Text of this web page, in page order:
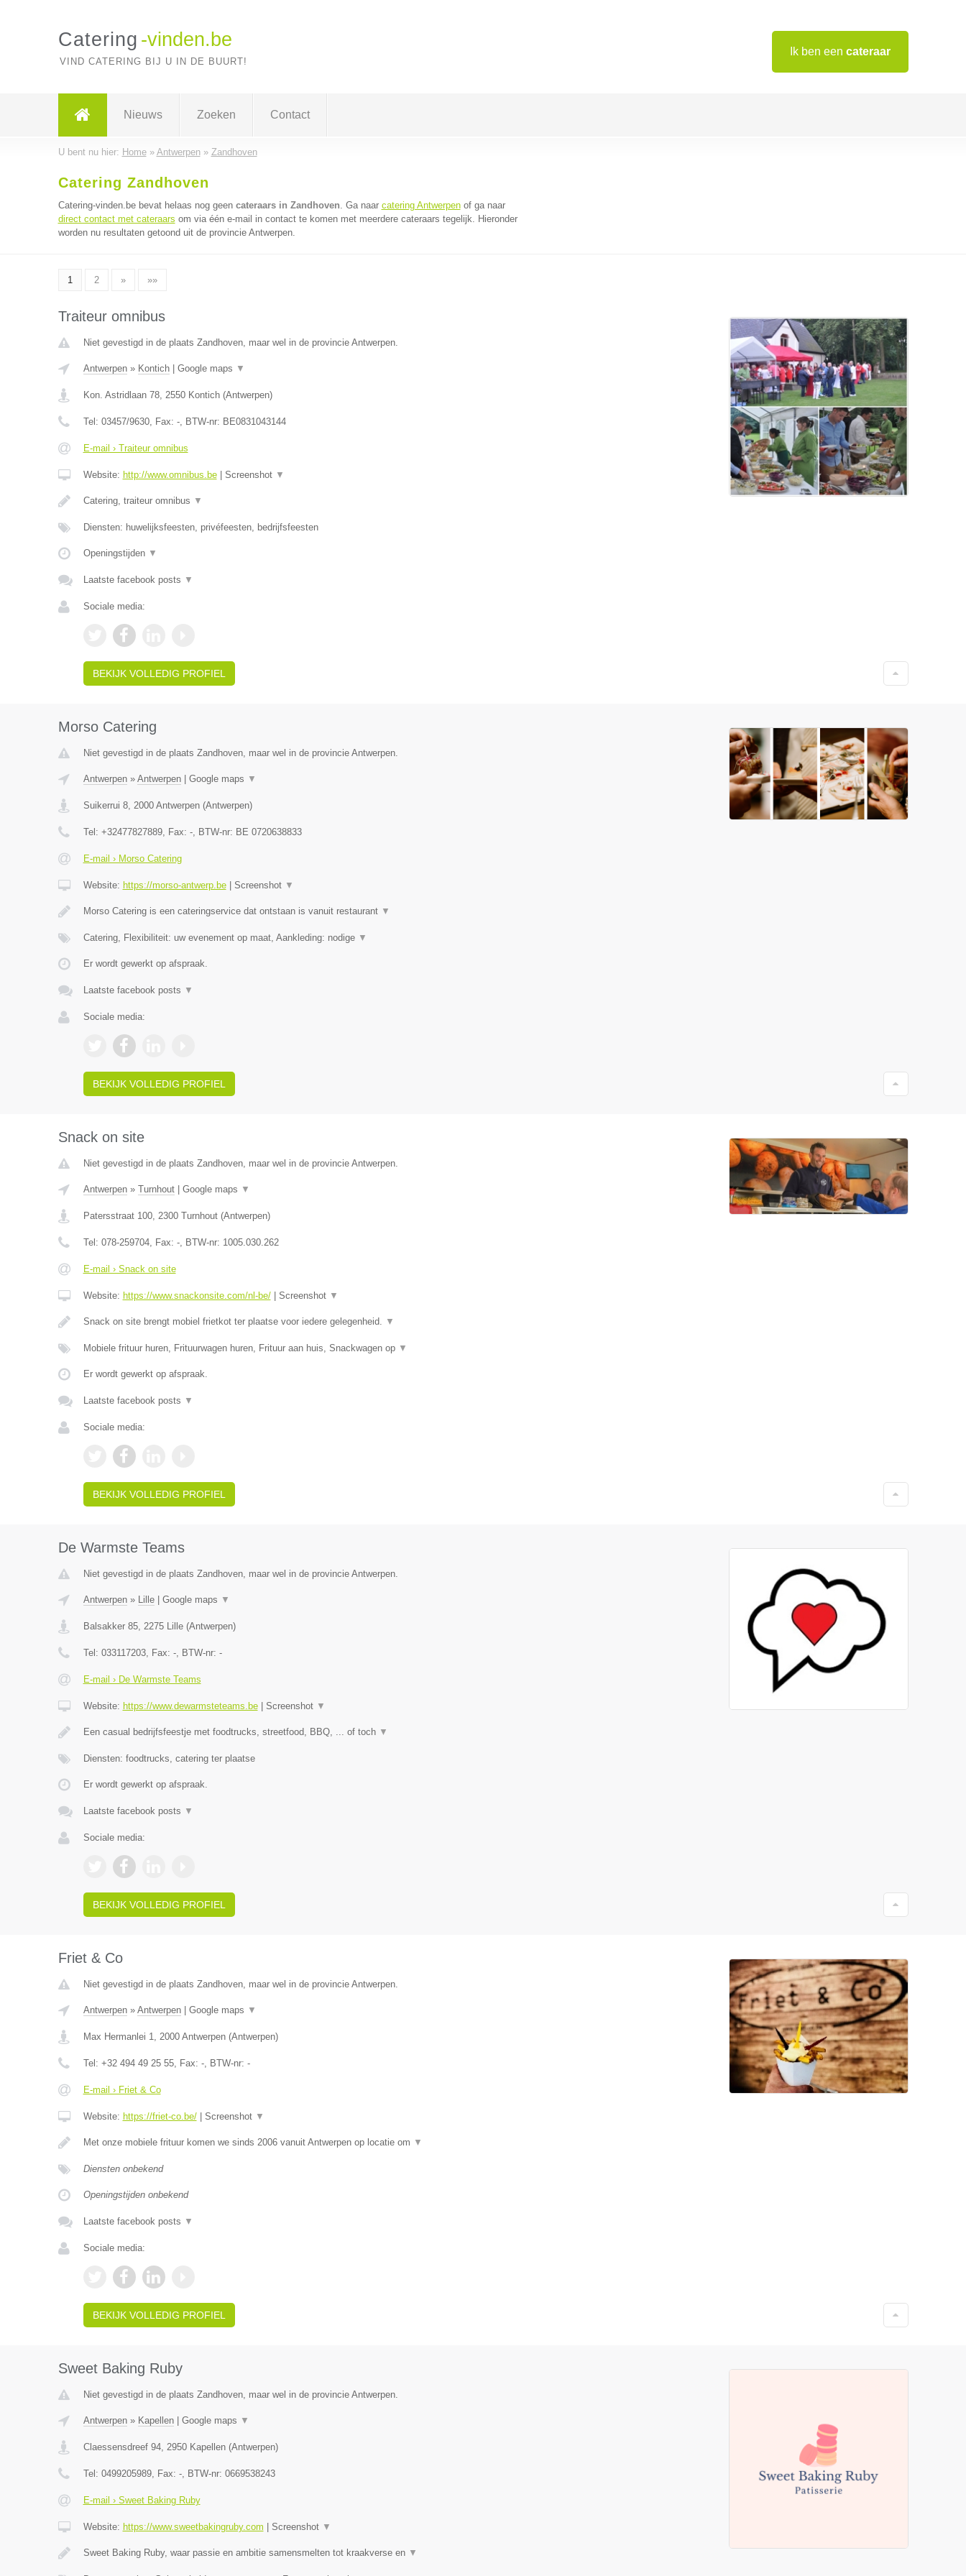
Ik ben een cateraar
Catering -vinden.be
VIND CATERING BIJ U IN DE BUURT!
Nieuws Zoeken Contact
U bent nu hier: Home» Antwerpen» Zandhoven
Catering Zandhoven
Catering-vinden.be bevat helaas nog geen cateraars in Zandhoven. Ga naar catering Antwerpenof ga naar
direct contact met cateraars om via één e-mail in contact te komen met meerdere cateraars tegelijk. Hieronder
worden nu resultaten getoond uit de provincie Antwerpen.
1 2 » »»
Traiteur omnibus
Niet gevestigd in de plaats Zandhoven, maar wel in de provincie Antwerpen.
Antwerpen» Kontich| Google maps ▼
Kon. Astridlaan 78, 2550 Kontich(Antwerpen)
Tel: 03457/9630, Fax: -, BTW-nr: BE0831043144
E-mail › Traiteur omnibus
Website: http://www.omnibus.be| Screenshot ▼
Catering, traiteur omnibus ▼
Diensten: huwelijksfeesten, privéfeesten, bedrijfsfeesten
Openingstijden ▼
Laatste facebook posts ▼
Sociale media:
BEKIJK VOLLEDIG PROFIEL
Morso Catering
Niet gevestigd in de plaats Zandhoven, maar wel in de provincie Antwerpen.
Antwerpen» Antwerpen| Google maps ▼
Suikerrui 8, 2000 Antwerpen(Antwerpen)
Tel: +32477827889, Fax: -, BTW-nr: BE 0720638833
E-mail › Morso Catering
Website: https://morso-antwerp.be| Screenshot ▼
Morso Catering is een cateringservice dat ontstaan is vanuit restaurant ▼
Catering, Flexibiliteit: uw evenement op maat, Aankleding: nodige ▼
Er wordt gewerkt op afspraak.
Laatste facebook posts ▼
Sociale media:
BEKIJK VOLLEDIG PROFIEL
Snack on site
Niet gevestigd in de plaats Zandhoven, maar wel in de provincie Antwerpen.
Antwerpen» Turnhout| Google maps ▼
Patersstraat 100, 2300 Turnhout(Antwerpen)
Tel: 078-259704, Fax: -, BTW-nr: 1005.030.262
E-mail › Snack on site
Website: https://www.snackonsite.com/nl-be/| Screenshot ▼
Snack on site brengt mobiel frietkot ter plaatse voor iedere gelegenheid. ▼
Mobiele frituur huren, Frituurwagen huren, Frituur aan huis, Snackwagen op ▼
Er wordt gewerkt op afspraak.
Laatste facebook posts ▼
Sociale media:
BEKIJK VOLLEDIG PROFIEL
De Warmste Teams
Niet gevestigd in de plaats Zandhoven, maar wel in de provincie Antwerpen.
Antwerpen» Lille| Google maps ▼
Balsakker 85, 2275 Lille(Antwerpen)
Tel: 033117203, Fax: -, BTW-nr: -
E-mail › De Warmste Teams
Website: https://www.dewarmsteteams.be| Screenshot ▼
Een casual bedrijfsfeestje met foodtrucks, streetfood, BBQ, ... of toch ▼
Diensten: foodtrucks, catering ter plaatse
Er wordt gewerkt op afspraak.
Laatste facebook posts ▼
Sociale media:
BEKIJK VOLLEDIG PROFIEL
Friet & Co
Niet gevestigd in de plaats Zandhoven, maar wel in de provincie Antwerpen.
Antwerpen» Antwerpen| Google maps ▼
Max Hermanlei 1, 2000 Antwerpen(Antwerpen)
Tel: +32 494 49 25 55, Fax: -, BTW-nr: -
E-mail › Friet & Co
Website: https://friet-co.be/| Screenshot ▼
Met onze mobiele frituur komen we sinds 2006 vanuit Antwerpen op locatie om ▼
Diensten onbekend
Openingstijden onbekend
Laatste facebook posts ▼
Sociale media:
BEKIJK VOLLEDIG PROFIEL
Sweet Baking Ruby
Niet gevestigd in de plaats Zandhoven, maar wel in de provincie Antwerpen.
Antwerpen» Kapellen| Google maps ▼
Claessensdreef 94, 2950 Kapellen(Antwerpen)
Tel: 0499205989, Fax: -, BTW-nr: 0669538243
E-mail › Sweet Baking Ruby
Website: https://www.sweetbakingruby.com Screenshot ▼
Sweet Baking Ruby, waar passie en ambitie samensmelten tot kraakverse en ▼